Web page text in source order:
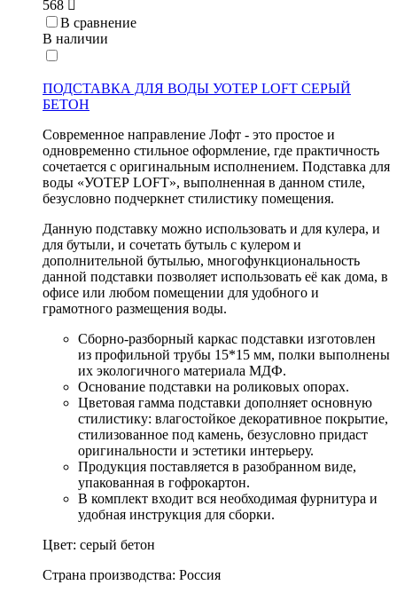
568
В сравнение
В наличии
ПОДСТАВКА ДЛЯ ВОДЫ УОТЕР LOFT СЕРЫЙ
БЕТОН
Современное направление Лофт - это простое и
одновременно стильное оформление, где практичность
сочетается с оригинальным исполнением. Подставка для
воды «УОТЕР LOFT», выполненная в данном стиле,
безусловно подчеркнет стилистику помещения.
Данную подставку можно использовать и для кулера, и
для бутыли, и сочетать бутыль с кулером и
дополнительной бутылью, многофункциональность
данной подставки позволяет использовать её как дома, в
офисе или любом помещении для удобного и
грамотного размещения воды.
Сборно-разборный каркас подставки изготовлен
из профильной трубы 15*15 мм, полки выполнены
их экологичного материала МДФ.
Основание подставки на роликовых опорах.
Цветовая гамма подставки дополняет основную
стилистику: влагостойкое декоративное покрытие,
стилизованное под камень, безусловно придаст
оригинальности и эстетики интерьеру.
Продукция поставляется в разобранном виде,
упакованная в гофрокартон.
В комплект входит вся необходимая фурнитура и
удобная инструкция для сборки.
Цвет: серый бетон
Страна производства: Россия